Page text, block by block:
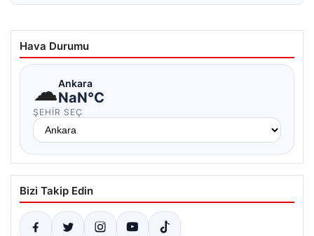
Hava Durumu
☁Ankara
NaN°C
ŞEHIR SEÇ
Bizi Takip Edin